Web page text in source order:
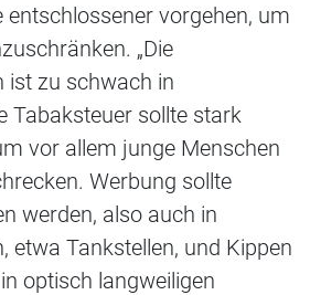
entschlossener vorgehen, um
„Die
ist zu schwach in
Tabaksteuer sollte stark
vor allem junge Menschen
Werbung sollte
werden, also auch in
etwa Tankstellen, und Kippen
optisch langweiligen